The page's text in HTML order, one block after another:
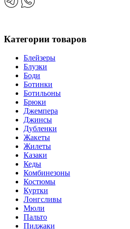
Категории товаров
Блейзеры
Блузки
Боди
Ботинки
Ботильоны
Брюки
Джемпера
Джинсы
Дубленки
Жакеты
Жилеты
Казаки
Кеды
Комбинезоны
Костюмы
Куртки
Лонгсливы
Мюли
Пальто
Пиджаки